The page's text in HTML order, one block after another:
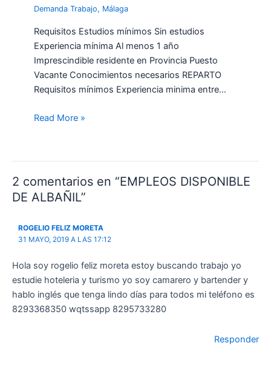
Demanda Trabajo, Málaga
Requisitos Estudios mínimos Sin estudios
Experiencia mínima Al menos 1 año
Imprescindible residente en Provincia Puesto
Vacante Conocimientos necesarios REPARTO
Requisitos mínimos Experiencia minima entre…
Read More »
2 comentarios en “EMPLEOS DISPONIBLE
DE ALBAÑIL”
ROGELIO FELIZ MORETA
31 MAYO, 2019 A LAS 17:12
Hola soy rogelio feliz moreta estoy buscando trabajo yo
estudie hoteleria y turismo yo soy camarero y bartender y
hablo inglés que tenga lindo días para todos mi teléfono es
8293368350 wqtssapp 8295733280
Responder